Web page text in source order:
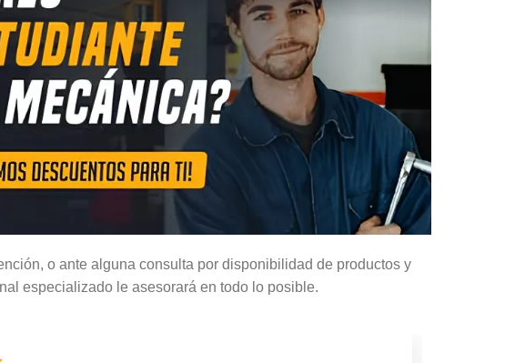
o ante alguna consulta por disponibilidad de productos y
especializado le asesorará en todo lo posible.